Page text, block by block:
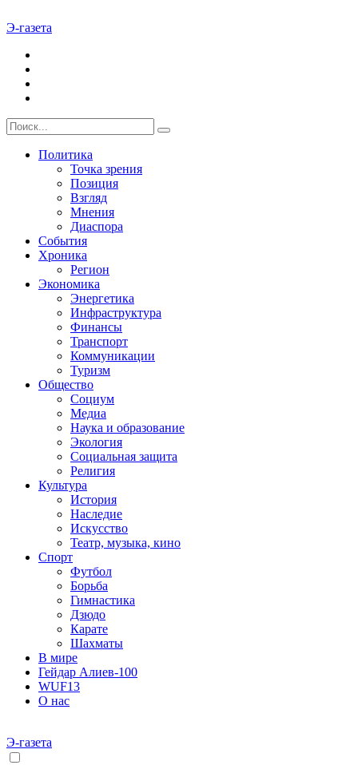
Э-газета
Политика
Точка зрения
Позиция
Взгляд
Мнения
Диаспора
События
Хроника
Регион
Экономика
Энергетика
Инфраструктура
Финансы
Транспорт
Коммуникации
Туризм
Общество
Социум
Медиа
Наука и образование
Экология
Социальная защита
Религия
Культура
История
Наследие
Искусство
Театр, музыка, кино
Спорт
Футбол
Борьба
Гимнастика
Дзюдо
Карате
Шахматы
В мире
Гейдар Алиев-100
WUF13
О нас
Э-газета